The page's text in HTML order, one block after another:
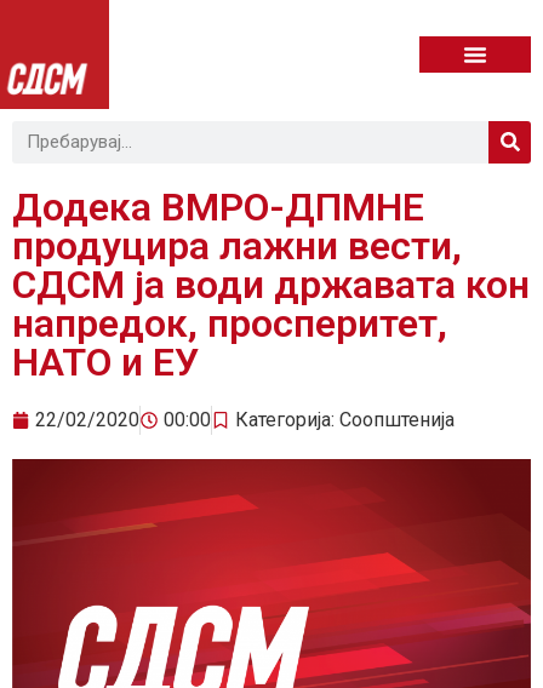
Додека ВМРО-ДПМНЕ
продуцира лажни вести,
СДСМ ја води државата кон
напредок, просперитет,
НАТО и ЕУ
22/02/2020 00:00 Категорија: Соопштенија